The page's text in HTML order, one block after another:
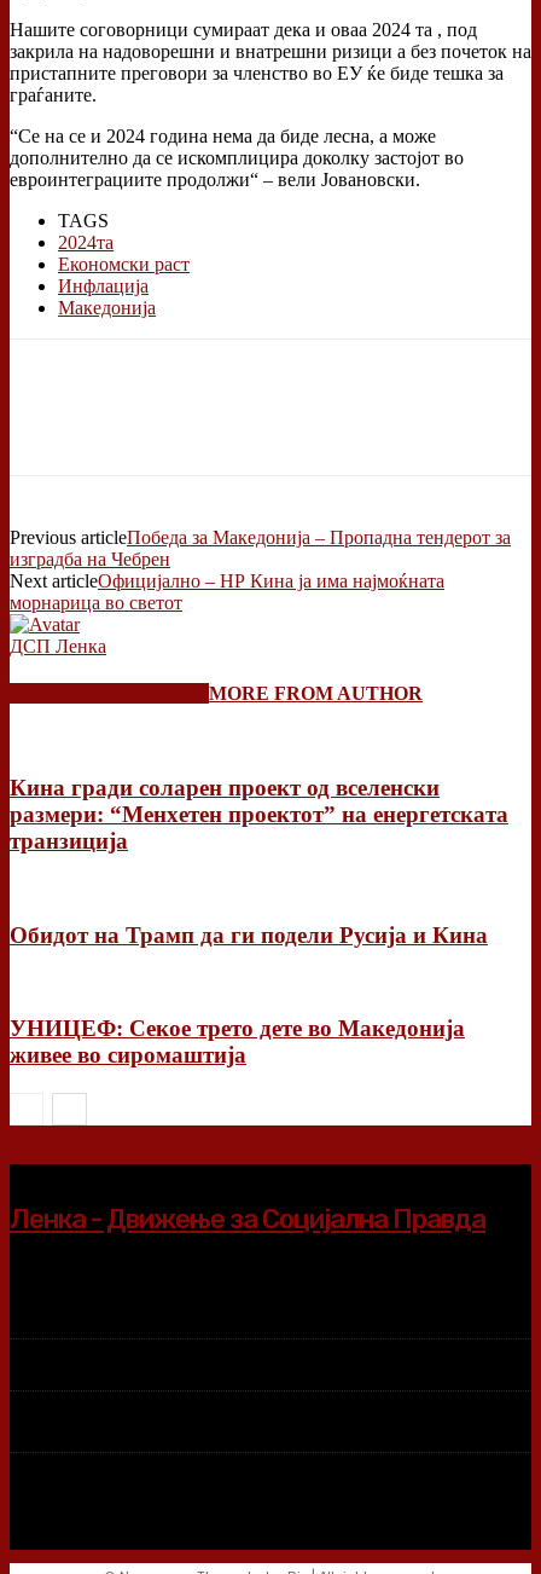
Нашите соговорници сумираат дека и оваа 2024 та , под
закрила на надоворешни и внатрешни ризици а без почеток на
пристапните преговори за членство во ЕУ ќе биде тешка за
граѓаните.
“Се на се и 2024 година нема да биде лесна, а може
дополнително да се искомплицира доколку застојот во
евроинтеграциите продолжи“ – вели Јовановски.
TAGS
2024та
Економски раст
Инфлација
Македонија
Previous articleПобеда за Македонија – Пропадна тендерот за
изградба на Чебрен
Next articleОфицијално – НР Кина ја има најмоќната
морнарица во светот
ДСП Ленка
MORE FROM AUTHOR
Кина гради соларен проект од вселенски
размери: “Менхетен проектот” на енергетската
транзиција
Обидот на Трамп да ги подели Русија и Кина
УНИЦЕФ: Секое трето дете во Македонија
живее во сиромаштија
Ленка - Движење за Социјална Правда